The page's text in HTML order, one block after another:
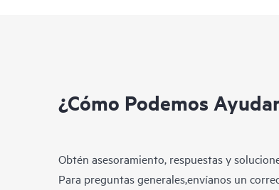
¿Cómo Podemos
Obtén asesoramiento, respuestas y
Para preguntas generales,envíanos un